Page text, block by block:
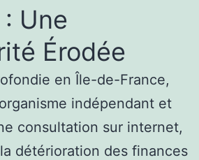
: Une
Érodée
en Île-de-France,
indépendant et
consultation sur internet,
détérioration des finances